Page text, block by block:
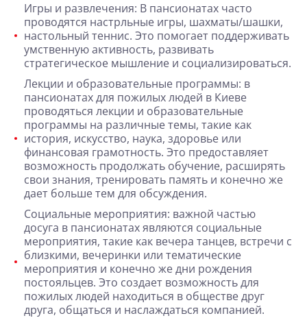
Игры и развлечения: В пансионатах часто
проводятся настрльные игры, шахматы/шашки,
настольный теннис. Это помогает поддерживать
умственную активность, развивать
стратегическое мышление и социализироваться.
Лекции и образовательные программы: в
пансионатах для пожилых людей в Киеве
проводяться лекции и образовательные
программы на различные темы, такие как
история, искусство, наука, здоровье или
финансовая грамотность. Это предоставляет
возможность продолжать обучение, расширять
свои знания, тренировать память и конечно же
дает больше тем для обсуждения.
Социальные мероприятия: важной частью
досуга в пансионатах являются социальные
мероприятия, такие как вечера танцев, встречи с
близкими, вечеринки или тематические
мероприятия и конечно жедни рождения
постояльцев. Это создает возможность для
пожилых людей находиться в обществе друг
друга, общаться и наслаждаться компанией.